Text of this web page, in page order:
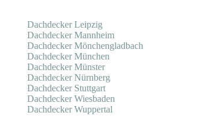
Dachdecker Leipzig
Dachdecker Mannheim
Dachdecker Mönchengladbach
Dachdecker München
Dachdecker Münster
Dachdecker Nürnberg
Dachdecker Stuttgart
Dachdecker Wiesbaden
Dachdecker Wuppertal